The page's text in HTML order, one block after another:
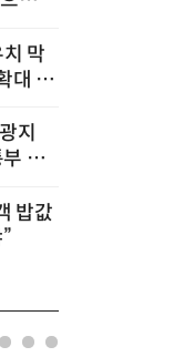
막
대 개
지
기
밥값